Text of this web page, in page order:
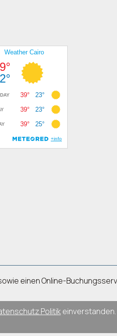
einen Online-
Politikeinverstanden.